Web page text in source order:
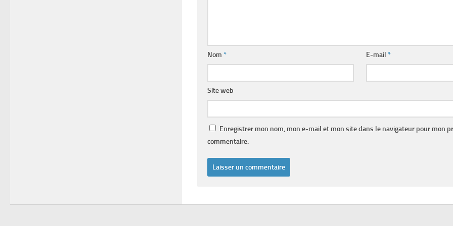
Nom * E-mail*
Site web
Enregistrer mon nom, mon e-mail et mon site dans le navigateur pour mon
commentaire.